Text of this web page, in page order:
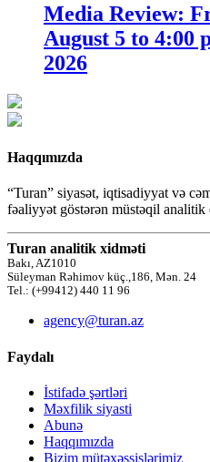
Media Review:
August 5 to 4:00
2026
Haqqımızda
“Turan” siyasət, iqtisadiyyat və
fəaliyyət göstərən müstəqil analitik
Turan analitik xidməti
Bakı, AZ1010
Süleyman Rəhimov küç.,186, Mən. 24
Tel.: (+99412) 440 11 96
agency@turan.az
Faydalı
İstifadə şərtləri
Məxfilik siyasti
Abunə
Haqqımızda
Bizim mütəxəssislərimiz